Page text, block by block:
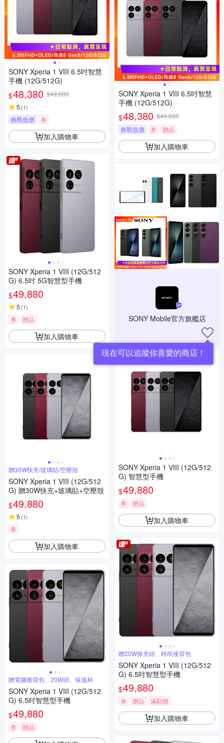
SONY Xperia 1 VIII 6.5吋智慧
手機 (12G/512G)
$48,380 $49,880
5 (1)
挑戰低價 券
加入購物車
SONY Xperia 1 VIII (12G/512
G) 6.5吋 5G智慧型手機
$49,880
5 (1)
券 贈品
加入購物車
贈30W快充/玻璃貼/空壓殼
SONY Xperia 1 VIII (12G/512
G) 贈30W快充+玻璃貼+空壓殼
$49,880
5 (1)
券
加入購物車
贈電腦後背包、20W頭、保溫杯
SONY Xperia 1 VIII (12G/512
G) 6.5吋智慧型手機
$49,880
券 贈品
SONY Xperia 1 VIII 6.5吋智慧
手機 (12G/512G)
$48,380 $49,880
挑戰低價
券 贈品
加入購物車
SONY Mobile官方旗艦店
現在可以追蹤你喜愛的商店！
SONY Xperia 1 VIII (12G/512
G) 智慧型手機
$49,880
券 贈品
加入購物車
贈20W旅充頭、時尚後背包
SONY Xperia 1 VIII (12G/512
G) 6.5吋智慧型手機
$49,880
券 贈品 滿額贈
加入購物車